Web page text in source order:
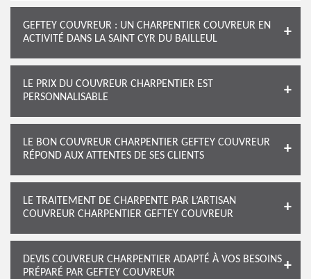
GEFTEY COUVREUR : UN CHARPENTIER COUVREUR EN
ACTIVITÉ DANS LA SAINT CYR DU BAILLEUL
LE PRIX DU COUVREUR CHARPENTIER EST
PERSONNALISABLE
LE BON COUVREUR CHARPENTIER GEFTEY COUVREUR
RÉPOND AUX ATTENTES DE SES CLIENTS
LE TRAITEMENT DE CHARPENTE PAR L’ARTISAN
COUVREUR CHARPENTIER GEFTEY COUVREUR
DEVIS COUVREUR CHARPENTIER ADAPTÉ À VOS BESOINS
PRÉPARÉ PAR GEFTEY COUVREUR